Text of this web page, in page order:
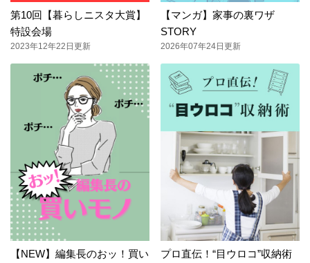
第10回【暮らしニスタ大賞】
特設会場
2023年12年22日更新
【マンガ】家事の裏ワザ
STORY
2026年07年24日更新
【NEW】編集長のおッ！買い
プロ直伝！“目ウロコ”収納術